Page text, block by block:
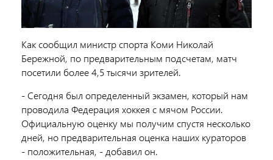
Как сообщил министр спорта Коми Николай
Бережной, по предварительным подсчетам, матч
посетили более 4,5 тысячи зрителей.
- Сегодня был определенный экзамен, который нам
проводила Федерация хоккея с мячом России.
Официальную оценку мы получим спустя несколько
дней, но предварительная оценка наших кураторов
- положительная, - добавил он.